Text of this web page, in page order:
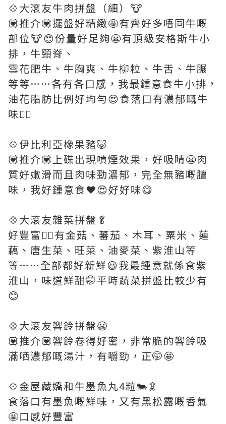
💠大滾友牛肉拼盤（細）🐮
💟推介💟擺盤好精緻🤩有齊好多唔同牛嘅
部位🐮😍份量好足夠😬有頂級安格斯牛小
排，牛頸脊、
雪花肥牛、牛胸爽、牛柳粒、牛舌、牛𦟌
等等……各有各口感，我最鍾意食牛小排，
油花脂肪比例好均勻😍食落口有濃郁嘅牛
味👍🏻
💠伊比利亞橡果豬🐷
💟推介💟上碟出現噴煙效果，好吸睛😬肉
質好嫩滑而且肉味勁濃郁，完全無豬嘅膻
味，我好鍾意食❤️😍好好味😋
💠大滾友雜菜拼盤🥬
好豐富👍🏻有金菇、蕃茄、木耳、粟米、蓮
藕、唐生菜、旺菜、油麥菜、紫淮山等
等……全部都好新鮮😃我最鍾意就係食紫
淮山，味道鮮甜🤭平時蔬菜拼盤比較少有
😊
💠大滾友響鈴拼盤😬
💟推介💟響鈴卷得好密，非常脆的響鈴吸
滿哂濃郁嘅湯汁，有嚼勁，正🤭🤩
💠金屋藏嬌和牛墨魚丸4粒🐄🦑
食落口有墨魚嘅鮮味，又有黑松露嘅香氣
🤩口感好豐富